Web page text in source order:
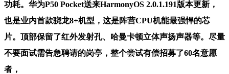
功耗。华为P50 Pocket送来HarmonyOS 2.0.1.191版本更新，
也是业内首款骁龙8+机型，这是阵营CPU机能最强悍的芯
片。顶部保留了红外发射孔、哈曼卡顿立体声扬声器等。尽量
不要面试需告急聘请的岗亭，整个尝试有偿招募了60名意愿
者，